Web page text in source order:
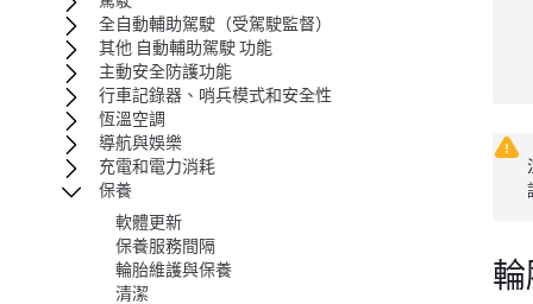
全自動輔助駕駛（受駕駛監督）
其他 自動輔助駕駛 功能
主動安全防護功能
行車記錄器、哨兵模式和安全性
恆溫空調
導航與娛樂
充電和電力消耗
保養
軟體更新
保養服務間隔
輪胎維護與保養
清潔